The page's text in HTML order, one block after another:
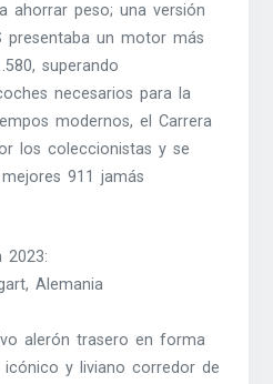
ahorrar peso; una versión
presentaba un motor más
superando
necesarios para la
modernos, el Carrera
los coleccionistas y se
911 jamás
2023:
Alemania
alerón trasero en forma
y liviano corredor de